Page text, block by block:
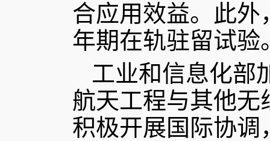
合应用效益。此
年期在轨驻留试验
工业和信息化部
航天工程与其他无
积极开展国际协调